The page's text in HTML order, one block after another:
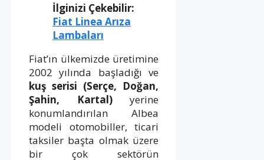
İlginizi Çekebilir:
Fiat Linea Arıza
Lambaları
Fiat’ın ülkemizde üretimine
2002 yılında başladığı ve
kuş serisi (Serçe, Doğan,
Şahin, Kartal)yerine
konumlandırılan Albea
modeli otomobiller, ticari
taksiler başta olmak üzere
bir çok sektörün